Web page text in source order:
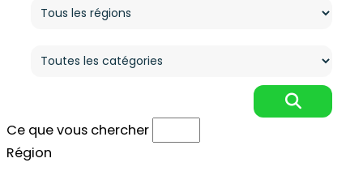
Ce que vous chercher
Région